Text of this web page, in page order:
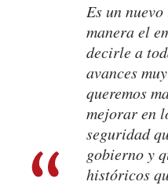
Es un
manera el
decirle a
avances
queremos
mejorar en
seguridad
gobierno y
históricos